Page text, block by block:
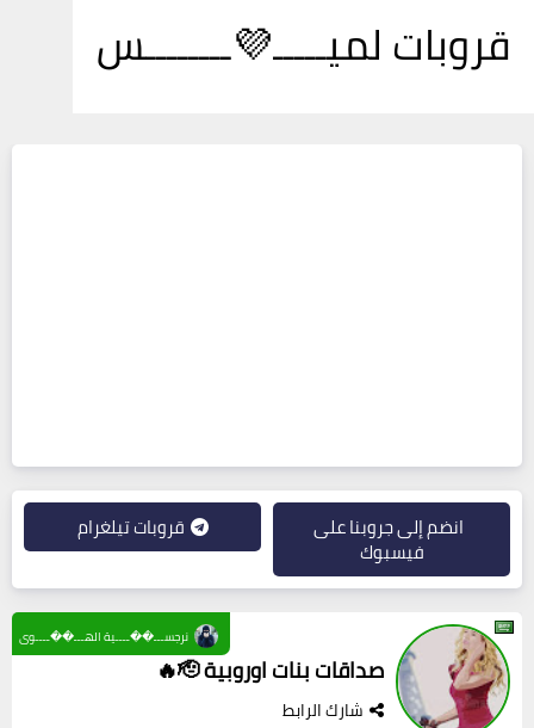
قروبات لميـــــ💜ــــــــس
انضم إلى جروبنا على
فيسبوك
قروبات تيلغرام
صداقات بنات اوروبية 🫡🔥
شارك الرابط
نرجســـ��ــــية الهـــ��ــــوى